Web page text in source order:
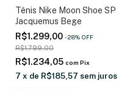
Tênis Nike Moon Shoe SP
Jacquemus Bege
R$1.299,00 -28% OFF
R$1.799,00
R$1.234,05 com Pix
7 x de R$185,57 sem juros